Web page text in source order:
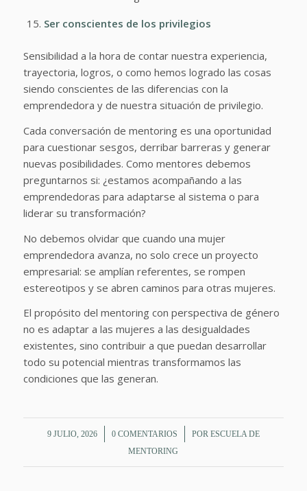
Ser conscientes de los privilegios
Sensibilidad a la hora de contar nuestra experiencia,
trayectoria, logros, o como hemos logrado las cosas
siendo conscientes de las diferencias con la
emprendedora y de nuestra situación de privilegio.
Cada conversación de mentoring es una oportunidad
para cuestionar sesgos, derribar barreras y generar
nuevas posibilidades. Como mentores debemos
preguntarnos si: ¿estamos acompañando a las
emprendedoras para adaptarse al sistema o para
liderar su transformación?
No debemos olvidar que cuando una mujer
emprendedora avanza, no solo crece un proyecto
empresarial: se amplían referentes, se rompen
estereotipos y se abren caminos para otras mujeres.
El propósito del mentoring con perspectiva de género
no es adaptar a las mujeres a las desigualdades
existentes, sino contribuir a que puedan desarrollar
todo su potencial mientras transformamos las
condiciones que las generan.
9 JULIO, 2026
/ 0 COMENTARIOS
/ POR ESCUELA DE
MENTORING